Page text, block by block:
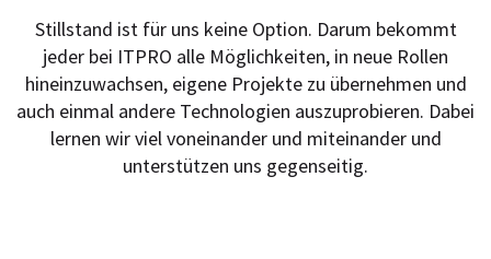
Stillstand ist für uns keine Option. Darum bekommt
jeder bei ITPRO alle Möglichkeiten, in neue Rollen
hineinzuwachsen, eigene Projekte zu übernehmen und
auch einmal andere Technologien auszuprobieren. Dabei
lernen wir viel voneinander und miteinander und
unterstützen uns gegenseitig.